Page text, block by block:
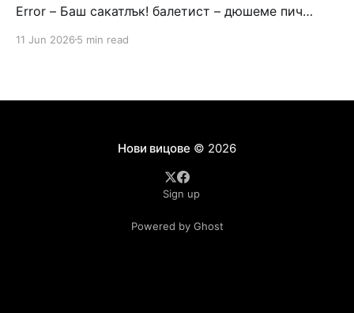
Error – Баш сакатлък! балетист – дюшеме пич
Война и мир – Патаклама и рахатлък Cancel –
дявола – дур базик шаркан бабана сакатлък Двама
11 Jun 2026 5 min read
Нови вицове © 2026
Sign up
Powered by Ghost